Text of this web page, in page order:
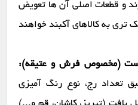
و قطعات اصلی آن ها تعویض
به کالاهای آکبند خواهند
(مخصوص فرش و عتیقه):
تعداد رج، نوع رنگ آمیزی